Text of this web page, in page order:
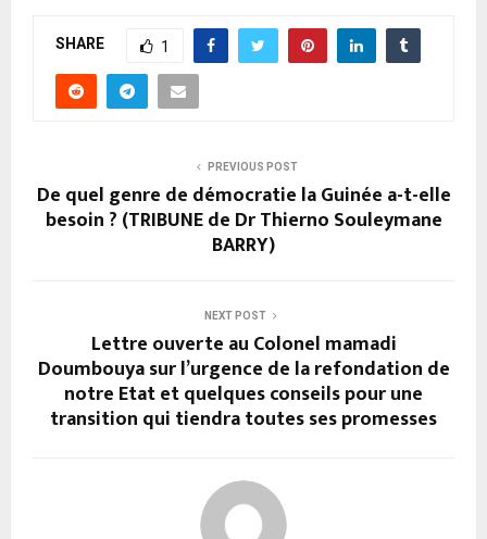
SHARE 1
PREVIOUS POST
De quel genre de démocratie la Guinée a-t-elle
besoin ? (TRIBUNE de Dr Thierno Souleymane
BARRY)
NEXT POST
Lettre ouverte au Colonel mamadi
Doumbouya sur l’urgence de la refondation de
notre Etat et quelques conseils pour une
transition qui tiendra toutes ses promesses